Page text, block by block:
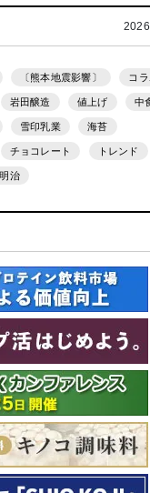
〔熊本地震影響〕 コ
岩田醸造 値上げ 中
雪印乳業 海苔
チョコレート トレンド
明治